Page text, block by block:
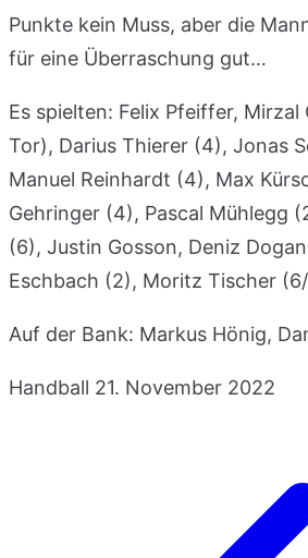
Punkte kein Muss, aber die
für eine Überraschung gut…
Es spielten: Felix Pfeiffer, Mirzal
Tor), Darius Thierer (4), Jonas
Manuel Reinhardt (4), Max
Gehringer (4), Pascal Mühlegg
(6), Justin Gosson, Deniz
Eschbach (2), Moritz Tischer
Auf der Bank: Markus Hönig,
Handball 21. November 2022